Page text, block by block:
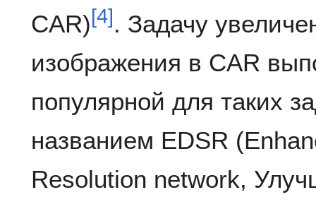
CAR)[4] . Задачу
изображения в CAR
популярной для таких
названием EDSR
Resolution network,